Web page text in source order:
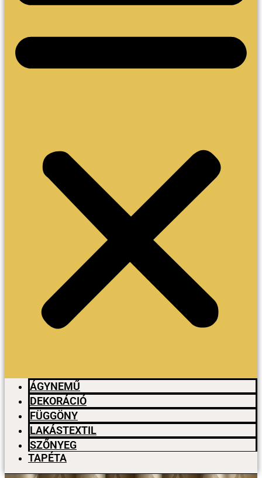
ÁGYNEMŰ
DEKORÁCIÓ
FÜGGÖNY
LAKÁSTEXTIL
SZŐNYEG
TAPÉTA